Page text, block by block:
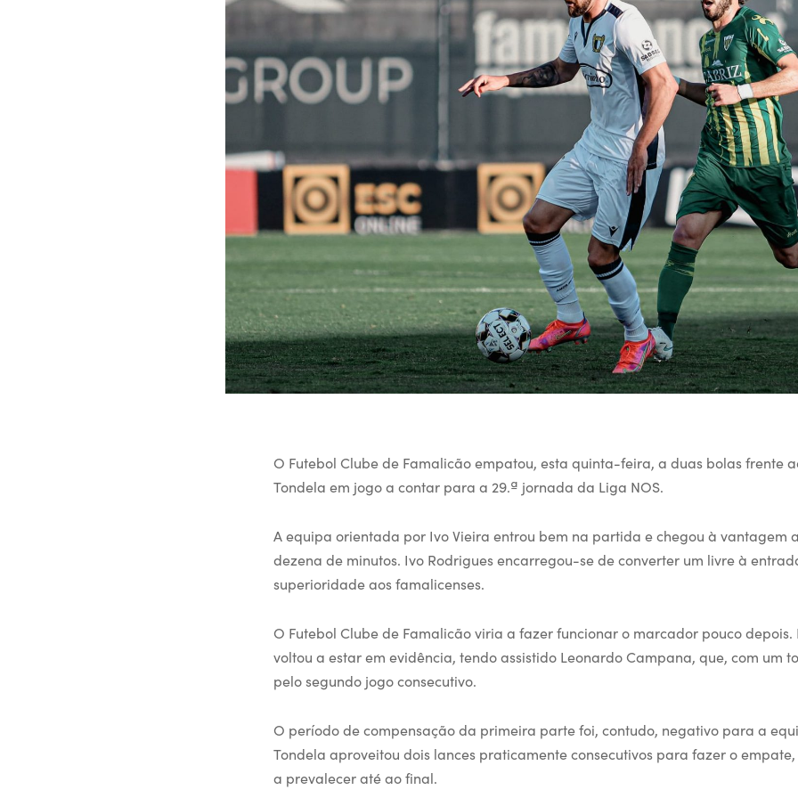
O Futebol Clube de Famalicão empatou, esta quinta-feira, a duas bolas frente
Tondela em jogo a contar para a 29.ª jornada da Liga NOS.
A equipa orientada por Ivo Vieira entrou bem na partida e chegou à vantagem
dezena de minutos. Ivo Rodrigues encarregou-se de converter um livre à
superioridade aos famalicenses.
O Futebol Clube de Famalicão viria a fazer funcionar o marcador pouco depois.
voltou a estar em evidência, tendo assistido Leonardo Campana, que, com um
pelo segundo jogo consecutivo.
O período de compensação da primeira parte foi, contudo, negativo para a
Tondela aproveitou dois lances praticamente consecutivos para fazer o
a prevalecer até ao final.